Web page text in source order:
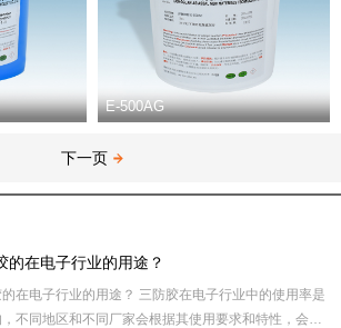
E-500AG
下一页
的在电子行业的用途？
行业的用途？ 三防胶在电子行业中的使用率是
不同地区和不同厂家会根据其使用要求和特性，会给